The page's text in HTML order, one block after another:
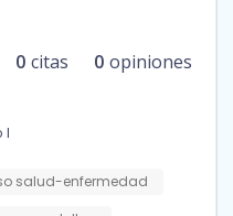
0 citas 0 opiniones
I
salud-enfermedad